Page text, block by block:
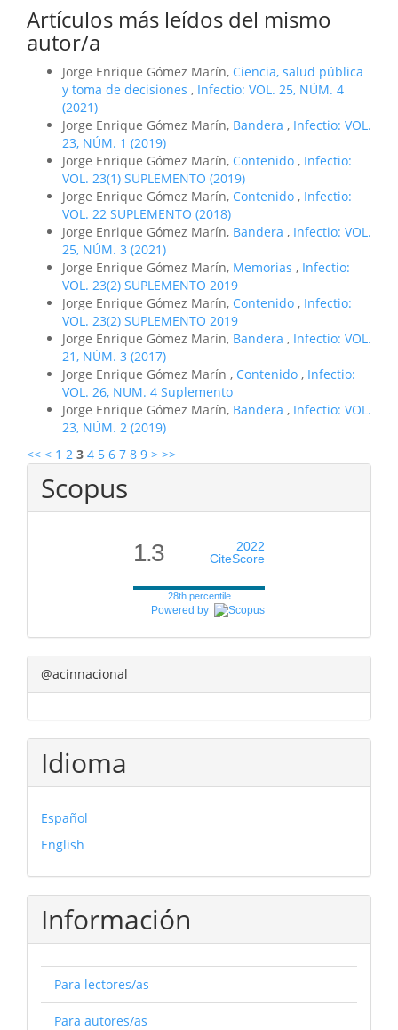
Artículos más leídos del mismo
autor/a
Jorge Enrique Gómez Marín, Ciencia, salud pública
y toma de decisiones , Infectio: VOL. 25, NÚM. 4
(2021)
Jorge Enrique Gómez Marín, Bandera , Infectio: VOL.
23, NÚM. 1 (2019)
Jorge Enrique Gómez Marín, Contenido , Infectio:
VOL. 23(1) SUPLEMENTO (2019)
Jorge Enrique Gómez Marín, Contenido , Infectio:
VOL. 22 SUPLEMENTO (2018)
Jorge Enrique Gómez Marín, Bandera , Infectio: VOL.
25, NÚM. 3 (2021)
Jorge Enrique Gómez Marín, Memorias , Infectio:
VOL. 23(2) SUPLEMENTO 2019
Jorge Enrique Gómez Marín, Contenido , Infectio:
VOL. 23(2) SUPLEMENTO 2019
Jorge Enrique Gómez Marín, Bandera , Infectio: VOL.
21, NÚM. 3 (2017)
Jorge Enrique Gómez Marín , Contenido , Infectio:
VOL. 26, NUM. 4 Suplemento
Jorge Enrique Gómez Marín, Bandera , Infectio: VOL.
23, NÚM. 2 (2019)
<< < 1 2 3 4 5 6 7 8 9 > >>
Scopus
1.3
2022
CiteScore
28th percentile
Powered by
@acinnacional
Idioma
Español
English
Información
Para lectores/as
Para autores/as